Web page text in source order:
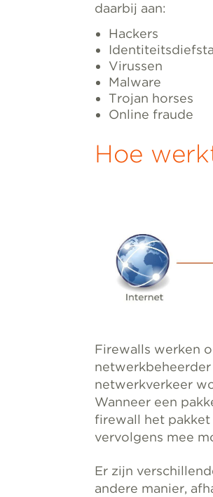
daarbij aan:
Hackers
Virussen
Malware
Trojan horses
Online fraude
Hoe
Firewalls werken
netwerkverkeer
Wanneer een
firewall het
vervolgens mee
Er zijn
andere manier,